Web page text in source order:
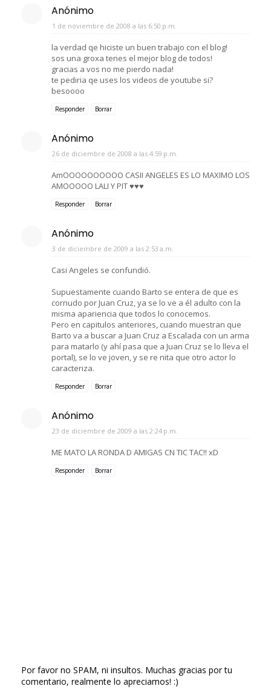
Anónimo
1 de noviembre de 2008 a las 6:50 p.m.
la verdad qe hiciste un buen trabajo con el blog!
sos una groxa tenes el mejor blog de todos!
gracias a vos no me pierdo nada!
te pediria qe uses los videos de youtube si?
besoooo
Responder Borrar
Anónimo
26 de diciembre de 2008 a las 4:59 p.m.
AmOOOOOOOOOO CASII ANGELES ES LO MAXIMO LOS
AMOOOOO LALI Y PIT ♥♥♥
Responder Borrar
Anónimo
3 de diciembre de 2009 a las 2:53 a.m.
Casi Angeles se confundió.
Supuestamente cuando Barto se entera de que es
cornudo por Juan Cruz, ya se lo ve a él adulto con la
misma apariencia que todos lo conocemos.
Pero en capitulos anteriores, cuando muestran que
Barto va a buscar a Juan Cruz a Escalada con un arma
para matarlo (y ahí pasa que a Juan Cruz se lo lleva el
portal), se lo ve joven, y se re nita que otro actor lo
caracteriza.
Responder Borrar
Anónimo
23 de diciembre de 2009 a las 2:24 p.m.
ME MATO LA RONDA D AMIGAS CN TIC TAC!! xD
Responder Borrar
Por favor no SPAM, ni insultos. Muchas gracias por tu
comentario, realmente lo apreciamos! :)